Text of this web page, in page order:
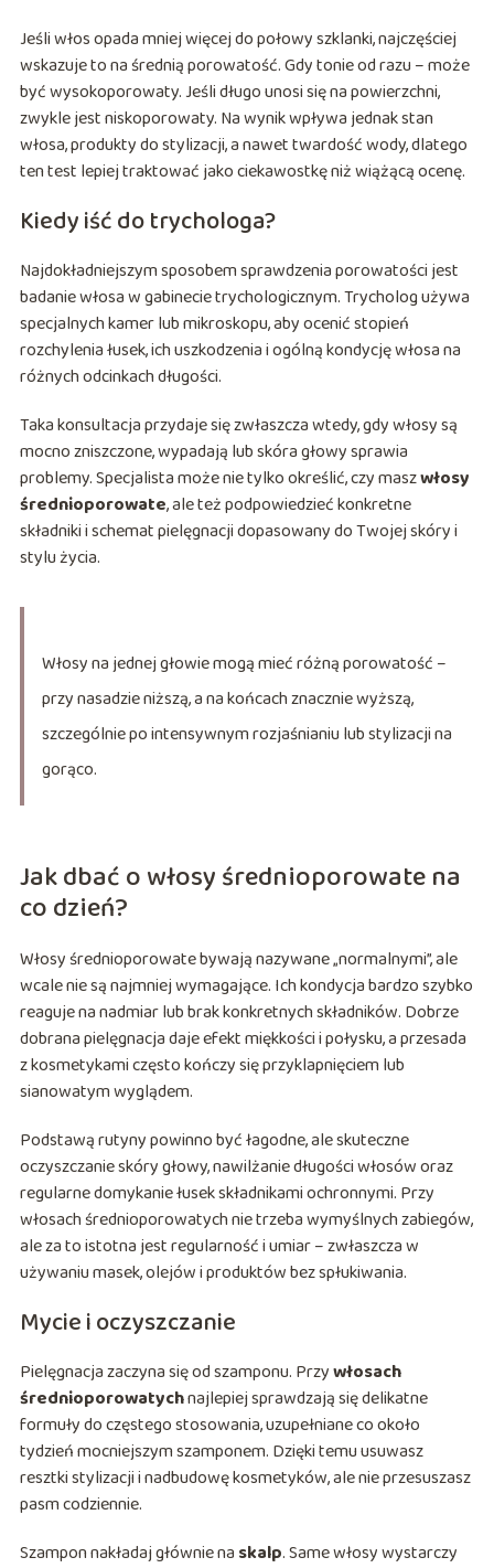
Jeśli włos opada mniej więcej do połowy szklanki, najczęściej
wskazuje to na średnią porowatość. Gdy tonie od razu – może
być wysokoporowaty. Jeśli długo unosi się na powierzchni,
zwykle jest niskoporowaty. Na wynik wpływa jednak stan
włosa, produkty do stylizacji, a nawet twardość wody, dlatego
ten test lepiej traktować jako ciekawostkę niż wiążącą ocenę.
Kiedy iść do trychologa?
Najdokładniejszym sposobem sprawdzenia porowatości jest
badanie włosa w gabinecie trychologicznym. Trycholog używa
specjalnych kamer lub mikroskopu, aby ocenić stopień
rozchylenia łusek, ich uszkodzenia i ogólną kondycję włosa na
różnych odcinkach długości.
Taka konsultacja przydaje się zwłaszcza wtedy, gdy włosy są
mocno zniszczone, wypadają lub skóra głowy sprawia
problemy. Specjalista może nie tylko określić, czy maszwłosy
średnioporowate, ale też podpowiedzieć konkretne
składniki i schemat pielęgnacji dopasowany do Twojej skóry i
stylu życia.
Włosy na jednej głowie mogą mieć różną porowatość –
przy nasadzie niższą, a na końcach znacznie wyższą,
szczególnie po intensywnym rozjaśnianiu lub stylizacji na
gorąco.
Jak dbać o włosy średnioporowate na
co dzień?
Włosy średnioporowate bywają nazywane „normalnymi”, ale
wcale nie są najmniej wymagające. Ich kondycja bardzo szybko
reaguje na nadmiar lub brak konkretnych składników. Dobrze
dobrana pielęgnacja daje efekt miękkości i połysku, a przesada
z kosmetykami często kończy się przyklapnięciem lub
sianowatym wyglądem.
Podstawą rutyny powinno być łagodne, ale skuteczne
oczyszczanie skóry głowy, nawilżanie długości włosów oraz
regularne domykanie łusek składnikami ochronnymi. Przy
włosach średnioporowatych nie trzeba wymyślnych zabiegów,
ale za to istotna jest regularność i umiar – zwłaszcza w
używaniu masek, olejów i produktów bez spłukiwania.
Mycie i oczyszczanie
Pielęgnacja zaczyna się od szamponu. Przywłosach
średnioporowatychnajlepiej sprawdzają się delikatne
formuły do częstego stosowania, uzupełniane co około
tydzień mocniejszym szamponem. Dzięki temu usuwasz
resztki stylizacji i nadbudowę kosmetyków, ale nie przesuszasz
pasm codziennie.
Szampon nakładaj głównie na skalp. Same włosy wystarczy